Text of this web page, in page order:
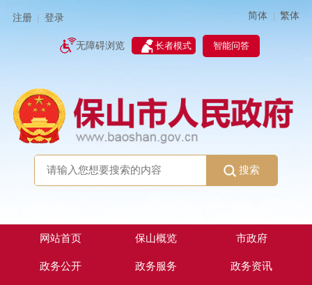
注册 登录 简体 | 繁体
无障碍浏览 长者模式 智能问答
搜索
网站首页 保山概览 市政府
政务公开 政务服务 政务资讯